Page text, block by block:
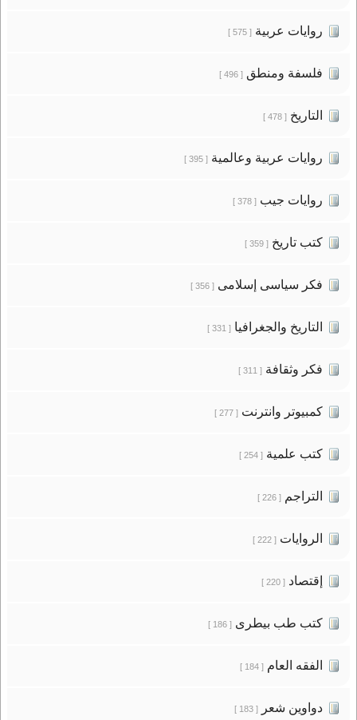
روايات عربية[ 575 ]
فلسفة ومنطق[ 496 ]
التاريخ[ 478 ]
روايات عربية وعالمية[ 395 ]
روايات جيب[ 378 ]
كتب تاريخ[ 359 ]
فكر سياسى إسلامى[ 356 ]
التاريخ والجغرافيا[ 331 ]
فكر وثقافة[ 311 ]
كمبيوتر وانترنت[ 277 ]
كتب علمية[ 254 ]
التراجم[ 226 ]
الروايات[ 222 ]
إقتصاد[ 220 ]
كتب طب بيطرى[ 186 ]
الفقه العام[ 184 ]
دواوين شعر[ 183 ]